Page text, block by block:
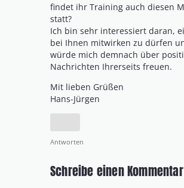
findet ihr Training auch diesen
statt?
Ich bin sehr interessiert daran,
bei Ihnen mitwirken zu dürfen
würde mich demnach über
Nachrichten Ihrerseits freuen.
Mit lieben Grüßen
Hans-Jürgen
Antworten
Schreibe einen Kommentar